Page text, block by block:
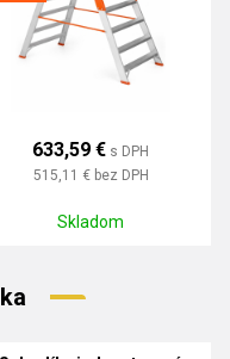
633,59 € s DPH
515,11 € bez DPH
Skladom